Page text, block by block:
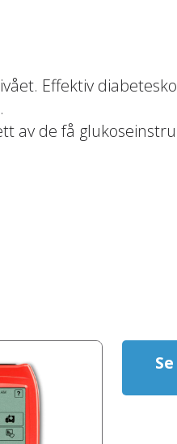
Effektiv
av de få